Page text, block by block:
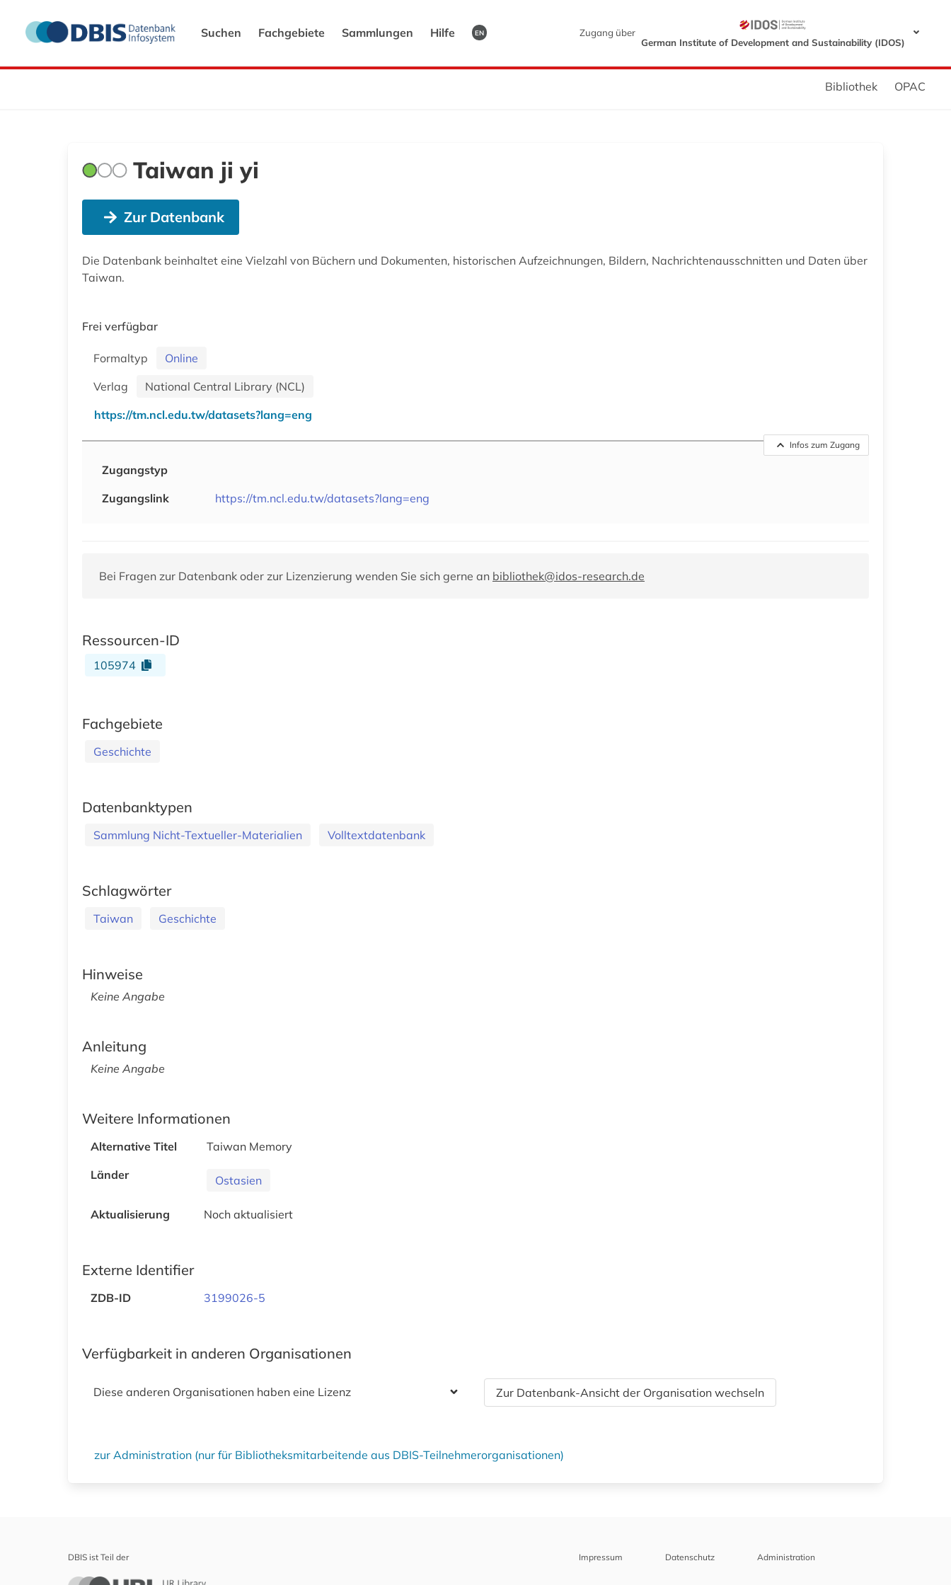
Suchen Fachgebiete Sammlungen Hilfe EN
Zugang über
German Institute of Development and Sustainability (IDOS)
Bibliothek OPAC
Taiwan ji yi
Zur Datenbank
Die Datenbank beinhaltet eine Vielzahl von Büchern und Dokumenten, historischen Aufzeichnungen, Bildern, Nachrichtenausschnitten und Daten über
Taiwan.
Frei verfügbar
Formaltyp
Online
Verlag
National Central Library (NCL)
https://tm.ncl.edu.tw/datasets?lang=eng
Infos zum Zugang
Zugangstyp
Zugangslink
https://tm.ncl.edu.tw/datasets?lang=eng
Bei Fragen zur Datenbank oder zur Lizenzierung wenden Sie sich gerne an bibliothek@idos-research.de
Ressourcen-ID
105974
Fachgebiete
Geschichte
Datenbanktypen
Sammlung Nicht-Textueller-Materialien Volltextdatenbank
Schlagwörter
Taiwan Geschichte
Hinweise
Keine Angabe
Anleitung
Keine Angabe
Weitere Informationen
Alternative Titel
Taiwan Memory
Länder
Ostasien
Aktualisierung Noch aktualisiert
Externe Identifier
ZDB-ID 3199026-5
Verfügbarkeit in anderen Organisationen
Diese anderen Organisationen haben eine Lizenz Zur Datenbank-Ansicht der Organisation wechseln
zur Administration (nur für Bibliotheksmitarbeitende aus DBIS-Teilnehmerorganisationen)
DBIS ist Teil der Impressum Datenschutz Administration